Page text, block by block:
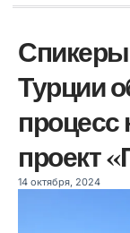
Турции
процесс
проект
14 октября, 2024